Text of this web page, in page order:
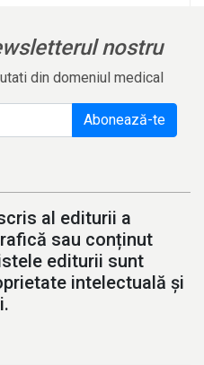
nostru
din domeniul medical
Abonează-te
al editurii a
sau conținut
editurii sunt
intelectuală și